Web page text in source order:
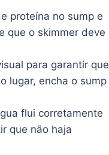
proteína no sump e
que o skimmer deve
para garantir que
lugar, encha o sump
flui corretamente
que não haja